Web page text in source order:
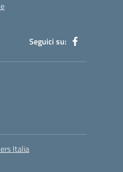
Seguici su:
Italia